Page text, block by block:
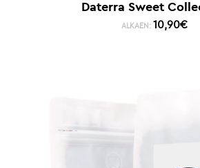
Daterra Sweet
ALKAEN: 10,90€